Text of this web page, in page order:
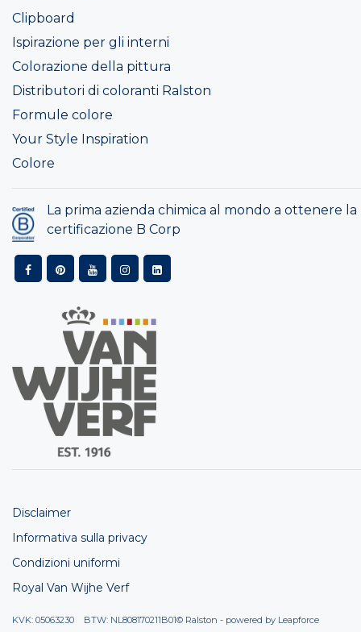
Clipboard
Ispirazione per gli interni
Colorazione della pittura
Distributori di coloranti Ralston
Formule colore
Your Style Inspiration
Colore
La prima azienda chimica al mondo a ottenere la
certificazione B Corp
Disclaimer
Informativa sulla privacy
Condizioni uniformi
Royal Van Wijhe Verf
KVK: 05063230 BTW: NL808170211B01© Ralston - powered by Leapforce